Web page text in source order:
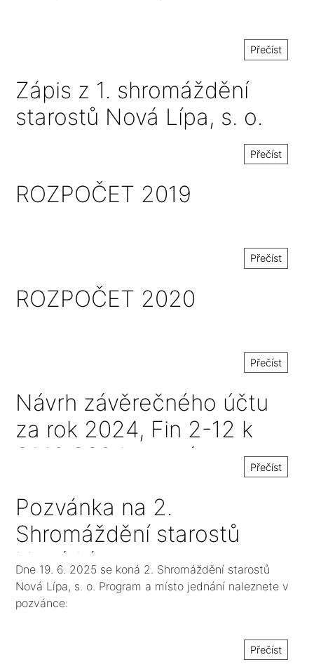
Přečíst
Zápis z 1. shromáždění
starostů Nová Lípa, s. o.
Přečíst
ROZPOČET 2019
Přečíst
ROZPOČET 2020
Přečíst
Návrh závěrečného účtu
za rok 2024, Fin 2-12 k
31.12.2024 a zpráva o
přezkoumání hospodaření
Přečíst
Pozvánka na 2.
Shromáždění starostů
Nová Lípa, s. o.
Dne 19. 6. 2025 se koná 2. Shromáždění starostů
Nová Lípa, s. o. Program a místo jednání naleznete v
pozvánce:
Přečíst